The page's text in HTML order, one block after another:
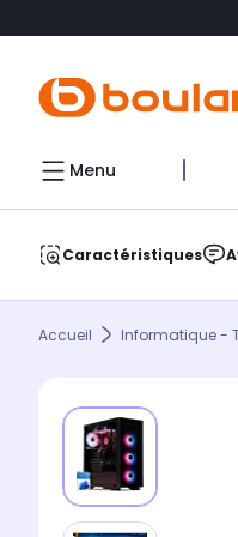
Menu
Caractéristiques
Accueil Informatique -